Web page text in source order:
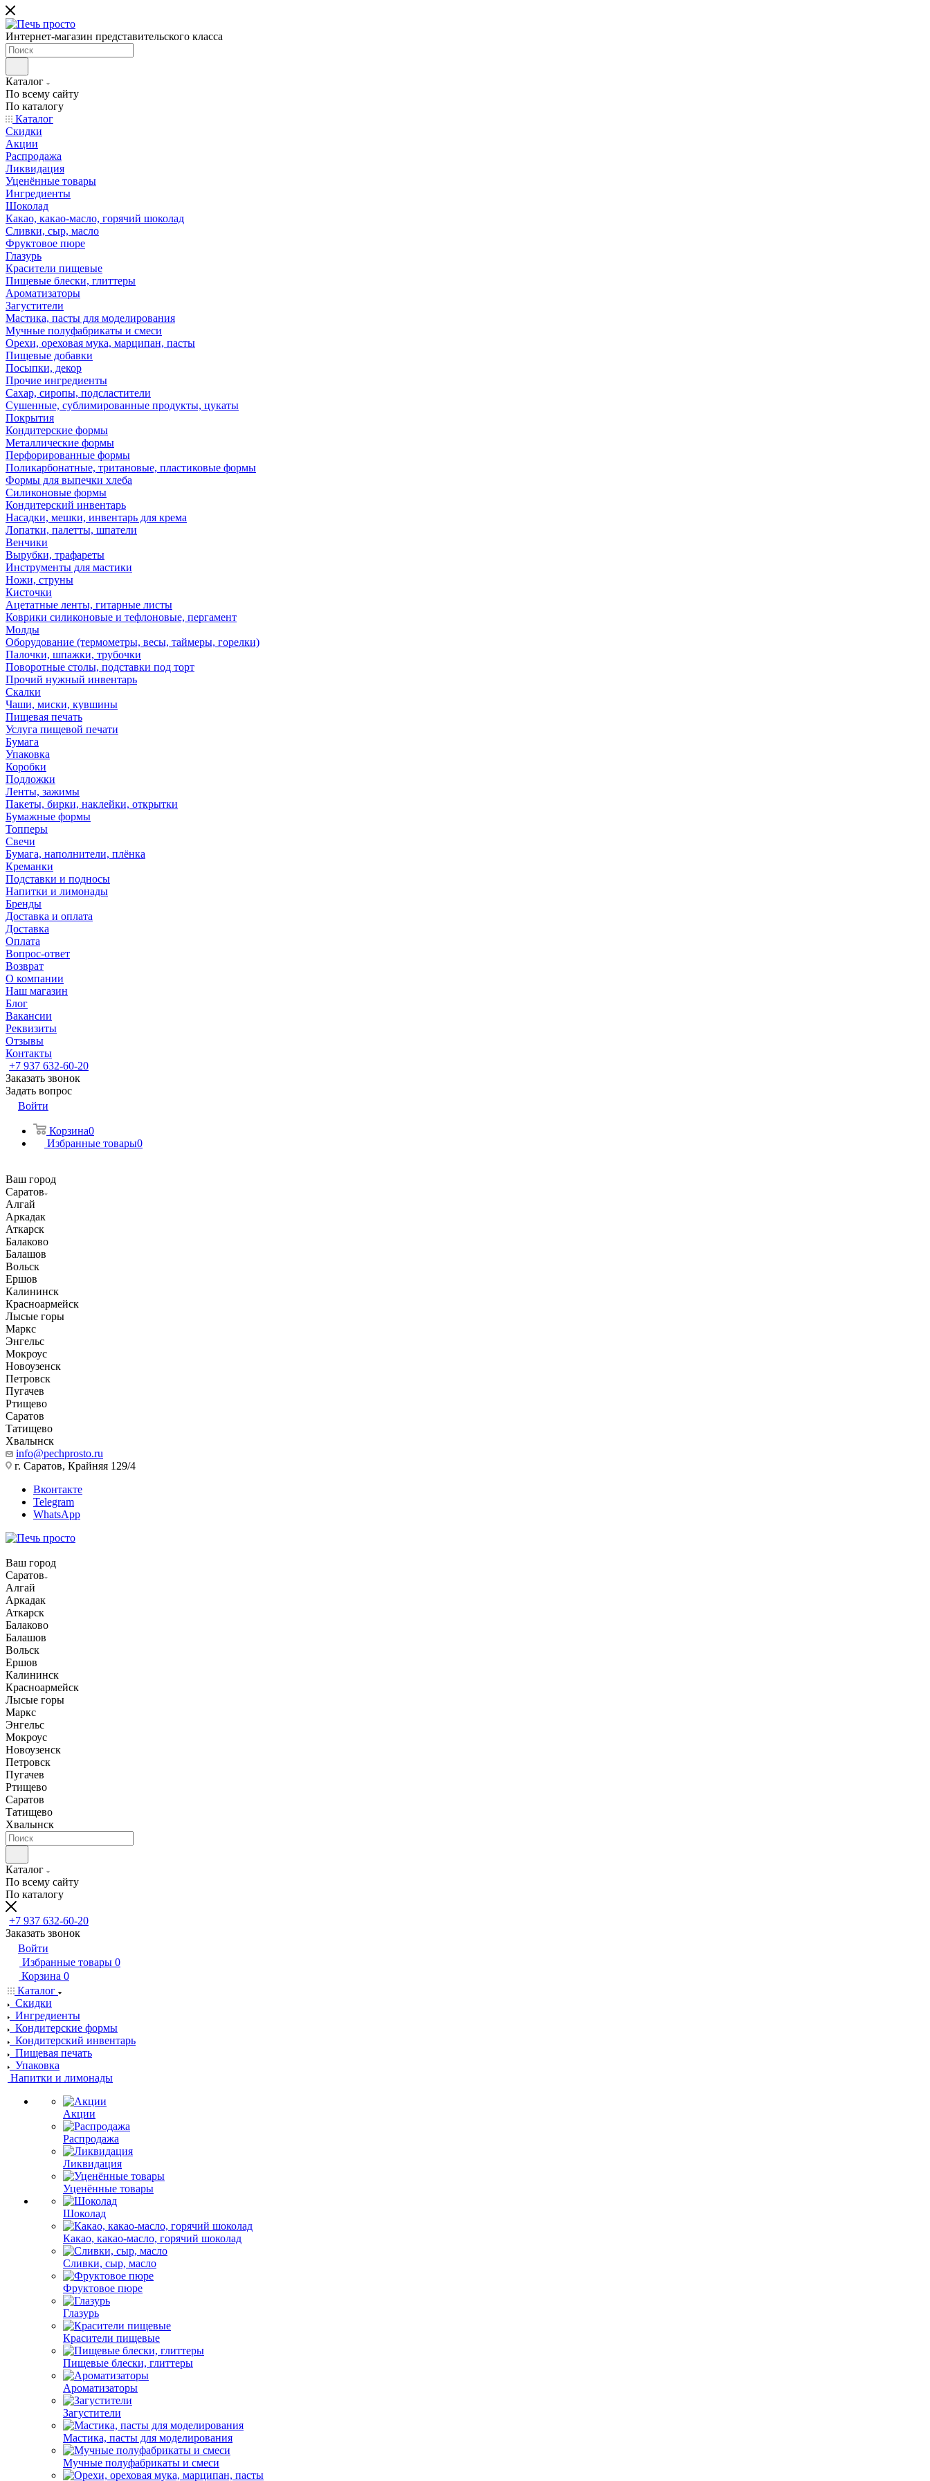
Интернет-магазин представительского класса
Каталог
По всему сайту
По каталогу
Каталог
Скидки
Акции
Распродажа
Ликвидация
Уценённые товары
Ингредиенты
Шоколад
Какао, какао-масло, горячий шоколад
Сливки, сыр, масло
Фруктовое пюре
Глазурь
Красители пищевые
Пищевые блески, глиттеры
Ароматизаторы
Загустители
Мастика, пасты для моделирования
Мучные полуфабрикаты и смеси
Орехи, ореховая мука, марципан, пасты
Пищевые добавки
Посыпки, декор
Прочие ингредиенты
Сахар, сиропы, подсластители
Сушенные, сублимированные продукты, цукаты
Покрытия
Кондитерские формы
Металлические формы
Перфорированные формы
Поликарбонатные, тритановые, пластиковые формы
Формы для выпечки хлеба
Силиконовые формы
Кондитерский инвентарь
Насадки, мешки, инвентарь для крема
Лопатки, палетты, шпатели
Венчики
Вырубки, трафареты
Инструменты для мастики
Ножи, струны
Кисточки
Ацетатные ленты, гитарные листы
Коврики силиконовые и тефлоновые, пергамент
Молды
Оборудование (термометры, весы, таймеры, горелки)
Палочки, шпажки, трубочки
Поворотные столы, подставки под торт
Прочий нужный инвентарь
Скалки
Чаши, миски, кувшины
Пищевая печать
Услуга пищевой печати
Бумага
Упаковка
Коробки
Подложки
Ленты, зажимы
Пакеты, бирки, наклейки, открытки
Бумажные формы
Топперы
Свечи
Бумага, наполнители, плёнка
Креманки
Подставки и подносы
Напитки и лимонады
Бренды
Доставка и оплата
Доставка
Оплата
Вопрос-ответ
Возврат
О компании
Наш магазин
Блог
Вакансии
Реквизиты
Отзывы
Контакты
+7 937 632-60-20
Заказать звонок
Задать вопрос
Войти
Корзина0
Избранные товары0
Ваш город
Саратов
Алгай
Аркадак
Аткарск
Балаково
Балашов
Вольск
Ершов
Калининск
Красноармейск
Лысые горы
Маркс
Энгельс
Мокроус
Новоузенск
Петровск
Пугачев
Ртищево
Саратов
Татищево
Хвалынск
info@pechprosto.ru
г. Саратов, Крайняя 129/4
Вконтакте
Telegram
WhatsApp
Ваш город
Саратов
Алгай
Аркадак
Аткарск
Балаково
Балашов
Вольск
Ершов
Калининск
Красноармейск
Лысые горы
Маркс
Энгельс
Мокроус
Новоузенск
Петровск
Пугачев
Ртищево
Саратов
Татищево
Хвалынск
Каталог
По всему сайту
По каталогу
+7 937 632-60-20
Заказать звонок
Войти
Избранные товары 0
Корзина 0
Каталог
Скидки
Ингредиенты
Кондитерские формы
Кондитерский инвентарь
Пищевая печать
Упаковка
Напитки и лимонады
Акции
Распродажа
Ликвидация
Уценённые товары
Шоколад
Какао, какао-масло, горячий шоколад
Сливки, сыр, масло
Фруктовое пюре
Глазурь
Красители пищевые
Пищевые блески, глиттеры
Ароматизаторы
Загустители
Мастика, пасты для моделирования
Мучные полуфабрикаты и смеси